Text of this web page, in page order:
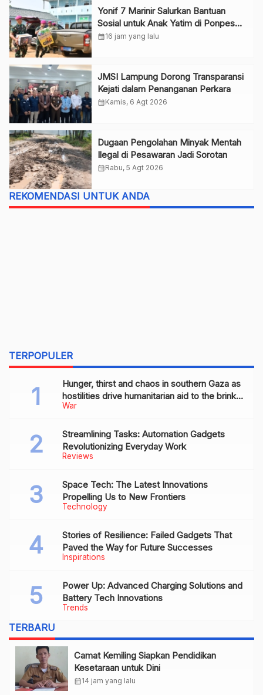
Yonif 7 Marinir Salurkan Bantuan
Sosial untuk Anak Yatim di Ponpes
Nurul Huda
calendar_month16 jam yang lalu
JMSI Lampung Dorong Transparansi
Kejati dalam Penanganan Perkara
calendar_monthKamis, 6 Agt 2026
Dugaan Pengolahan Minyak Mentah
Ilegal di Pesawaran Jadi Sorotan
calendar_monthRabu, 5 Agt 2026
REKOMENDASI UNTUK ANDA
TERPOPULER
War
Hunger, thirst and chaos in southern Gaza as
hostilities drive humanitarian aid to the brink
of collapse
Reviews
Streamlining Tasks: Automation Gadgets
Revolutionizing Everyday Work
Technology
Space Tech: The Latest Innovations
Propelling Us to New Frontiers
Inspirations
Stories of Resilience: Failed Gadgets That
Paved the Way for Future Successes
Trends
Power Up: Advanced Charging Solutions and
Battery Tech Innovations
TERBARU
Camat Kemiling Siapkan Pendidikan
Kesetaraan untuk Dini
calendar_month14 jam yang lalu